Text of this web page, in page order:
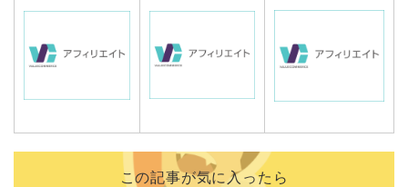
この記事が気に入ったら